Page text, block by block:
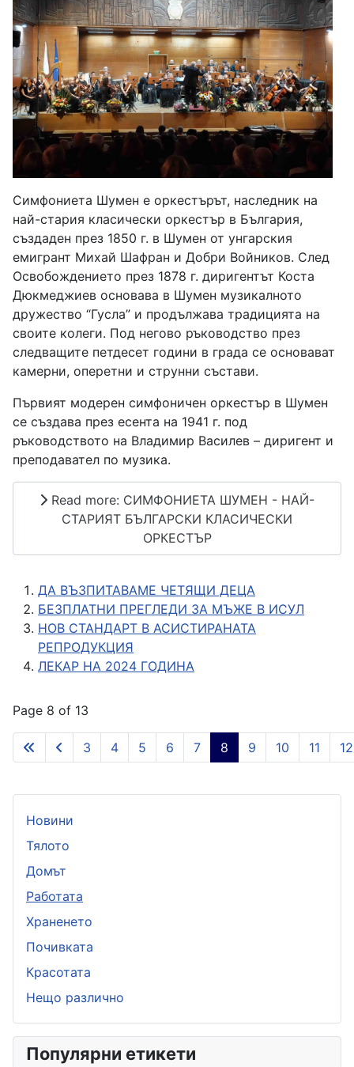
Симфониета Шумен е оркестърът, наследник на
най-стария класически оркестър в България,
създаден през 1850 г. в Шумен от унгарския
емигрант Михай Шафран и Добри Войников. След
Освобождението през 1878 г. диригентът Коста
Дюкмеджиев основава в Шумен музикалното
дружество “Гусла” и продължава традицията на
своите колеги. Под негово ръководство през
следващите петдесет години в града се основават
камерни, оперетни и струнни състави.
Първият модерен симфоничен оркестър в Шумен
се създава през есента на 1941 г. под
ръководството на Владимир Василев – диригент и
преподавател по музика.
Read more: СИМФОНИЕТА ШУМЕН - НАЙ-
СТАРИЯТ БЪЛГАРСКИ КЛАСИЧЕСКИ
ОРКЕСТЪР
ДА ВЪЗПИТАВАМЕ ЧЕТЯЩИ ДЕЦА
БЕЗПЛАТНИ ПРЕГЛЕДИ ЗА МЪЖЕ В ИСУЛ
НОВ СТАНДАРТ В АСИСТИРАНАТА
РЕПРОДУКЦИЯ
ЛЕКАР НА 2024 ГОДИНА
Page 8 of 13
3 4 5 6 7 8 9 10 11 12
Новини
Тялото
Домът
Работата
Храненето
Почивката
Красотата
Нещо различно
Популярни етикети